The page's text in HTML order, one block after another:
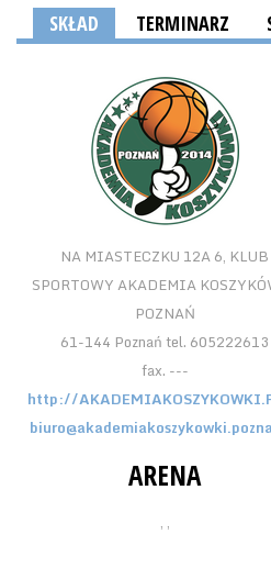
SKŁAD TERMINARZ
NA MIASTECZKU 12A 6, KLUB
SPORTOWY AKADEMIA
POZNAŃ
61-144 Poznań tel. 605222613
fax. ---
http://
ARENA
, ,